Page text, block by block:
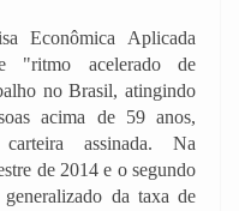
Econômica Aplicada
"ritmo acelerado de
no Brasil, atingindo
acima de 59 anos,
assinada. Na
de 2014 e o segundo
da taxa de